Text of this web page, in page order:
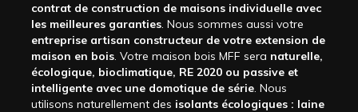
contrat de construction de maisons individuelle avec
les meilleures garanties. Nous sommes aussi votre
entreprise artisan constructeur de votre extension de
maison en bois. Votre maison bois MFF sera naturelle,
écologique, bioclimatique, RE 2020 ou passive et
intelligente avec une domotique de série. Nous
utilisons naturellement des isolants écologiques : laine